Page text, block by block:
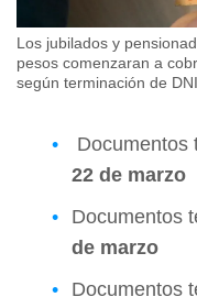
Los jubilados y
pesos comenzaran a
según terminación de
Documentos
22 de marzo
Documentos
de marzo
Documentos